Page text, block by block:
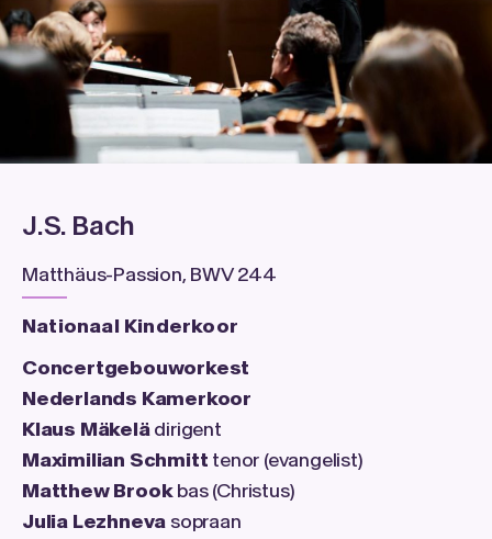
J.S. Bach
Matthäus-Passion, BWV 244
Nationaal Kinderkoor
Concertgebouworkest
Nederlands Kamerkoor
Klaus Mäkelädirigent
Maximilian Schmitt tenor (evangelist)
Matthew Brookbas (Christus)
Julia Lezhneva sopraan